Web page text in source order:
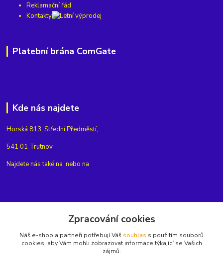
Reklamační řád
Kontakty
Platební brána ComGate
Kde nás najdete
Horská 813, Střední Předměstí,
541 01 Trutnov
Najdete nás také na nebo na
+420775654704
Zpracování cookies
Náš e-shop a partneři potřebují Váš souhlas s použitím souborů
cookies, aby Vám mohli zobrazovat informace týkající se Vašich
zájmů.